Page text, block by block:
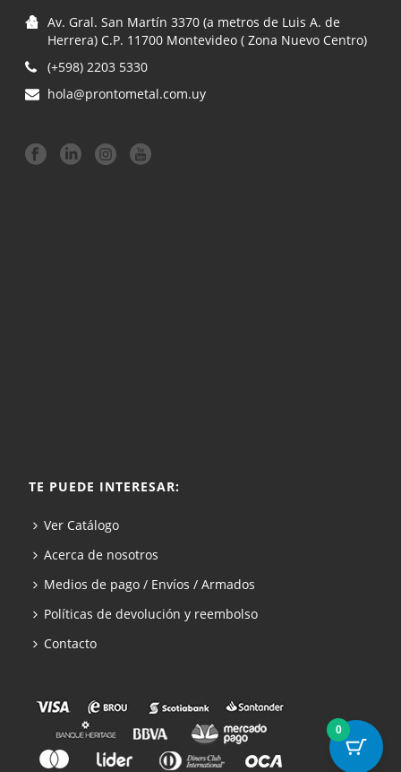
Av. Gral. San Martín 3370 (a metros de Luis A. de
Herrera) C.P. 11700 Montevideo ( Zona Nuevo Centro)
(+598) 2203 5330
hola@prontometal.com.uy
TE PUEDE INTERESAR:
Ver Catálogo
Acerca de nosotros
Medios de pago / Envíos / Armados
Políticas de devolución y reembolso
Contacto
0